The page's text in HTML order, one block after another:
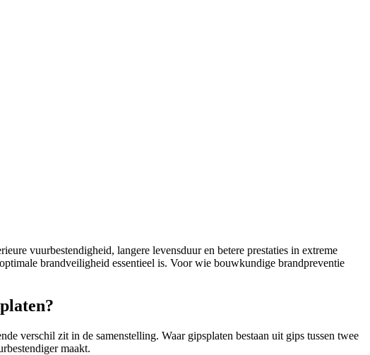
vuurbestendigheid, langere levensduur en betere prestaties in extreme
brandveiligheid essentieel is. Voor wie bouwkundige brandpreventie
verschil zit in de samenstelling. Waar gipsplaten bestaan uit gips tussen twee
maakt.